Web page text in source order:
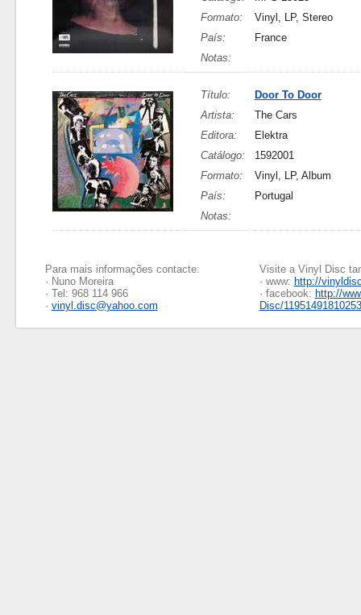
Formato:
Vinyl, LP, Stereo
País:
France
Notas:
Título:
Door To Door
Artista:
The Cars
Editora:
Elektra
Catálogo:
1592001
Formato:
Vinyl, LP, Album
País:
Portugal
Notas:
Para mais informações contacte:
· Nuno Moreira
· Tel: 968 114 966
· vinyl.disc@yahoo.com
Visite a Vinyl Disc
· www: http://
· facebook: http://
Disc/